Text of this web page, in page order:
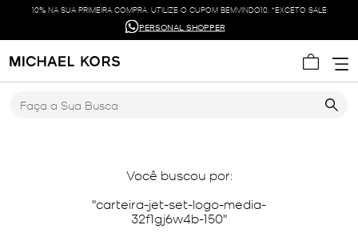
10% NA SUA PRIMEIRA COMPRA. UTILIZE O CUPOM BEMVINDO10. *EXCETO SALE
PERSONAL SHOPPER
Você buscou por:
carteira-jet-set-logo-media-
32f1gj6w4b-150